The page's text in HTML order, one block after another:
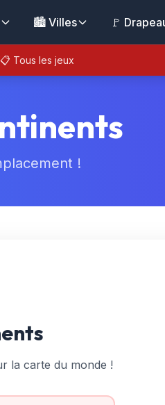
🏙️ Villes 🚩
📋 Tous les jeux
!
la carte du monde !